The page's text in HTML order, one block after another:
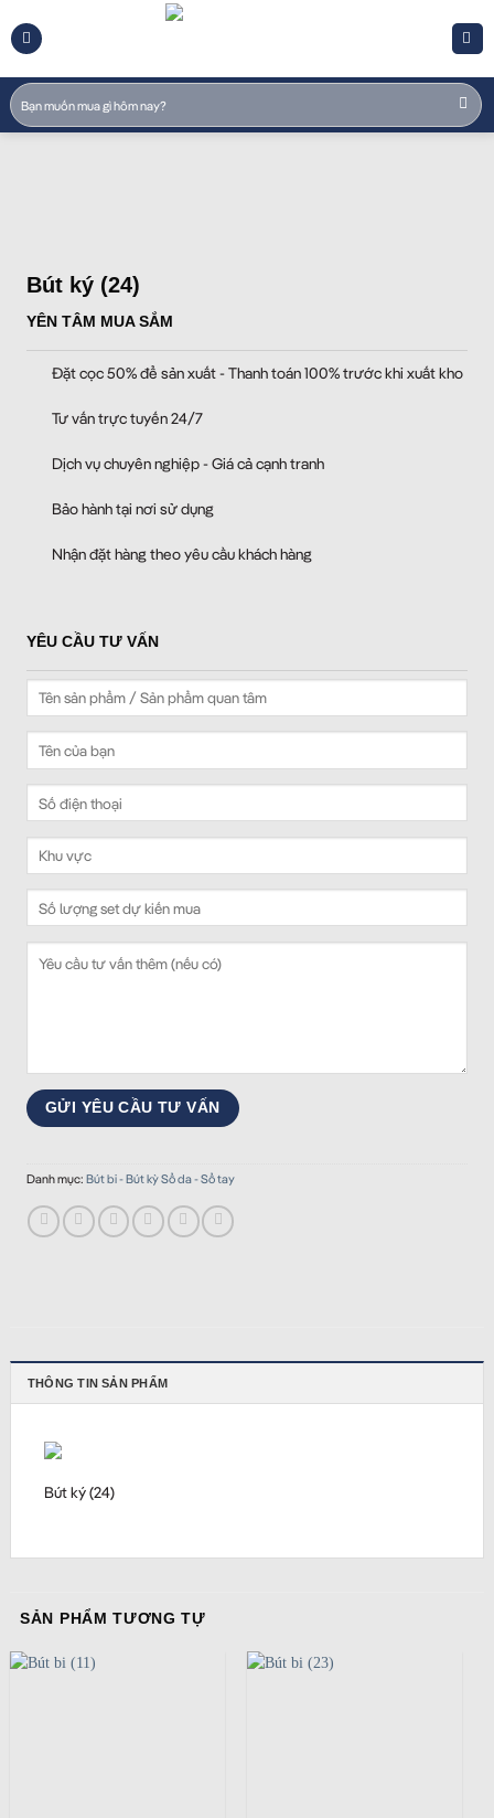
to
content
Tìm
kiếm:
Bút ký (24)
YÊN TÂM MUA SẮM
Đặt cọc 50% để sản xuất - Thanh toán 100% trước khi xuất kho
Tư vấn trực tuyến 24/7
Dịch vụ chuyên nghiệp - Giá cả cạnh tranh
Bảo hành tại nơi sử dụng
Nhận đặt hàng theo yêu cầu khách hàng
YÊU CẦU TƯ VẤN
Danh mục: Bút bi - Bút kỳ Sổ da - Sổ tay
THÔNG TIN SẢN PHẨM
Bút ký (24)
SẢN PHẨM TƯƠNG TỰ